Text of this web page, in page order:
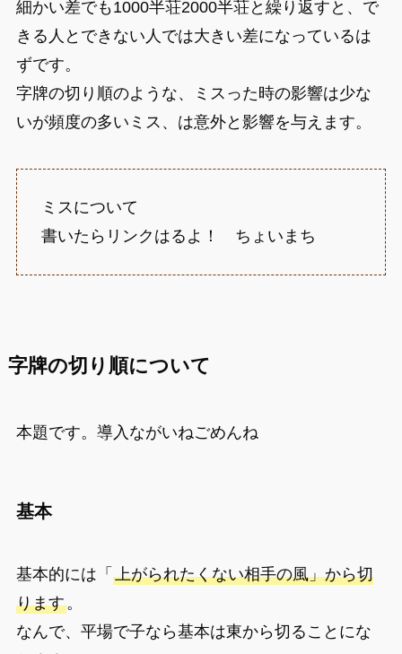
細かい差でも1000半荘2000半荘と繰り返すと、で
きる人とできない人では大きい差になっているは
ずです。
字牌の切り順のような、ミスった時の影響は少な
いが頻度の多いミス、は意外と影響を与えます。
ミスについて
書いたらリンクはるよ！ ちょいまち
字牌の切り順について
本題です。導入ながいねごめんね
基本
基本的には「 上がられたくない相手の風」から切
ります。
なんで、平場で子なら基本は東から切ることにな